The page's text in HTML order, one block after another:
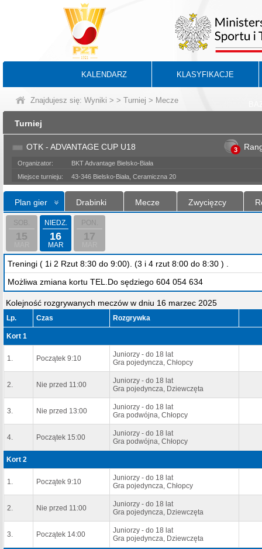
KALENDARZ KLASYFIKACJE
Znajdujesz się: Wyniki > > Turniej > Mecze
Turniej
OTK - ADVANTAGE CUP U18 3
Organizator:
BKT Advantage Bielsko-Biała
Miejsce turnieju:
43-346 Bielsko-Biała, Ceramiczna 20
Plan gier Drabinki Mecze Zwycięzcy
SOB.
15
NIEDZ.
16
MAR
PON.
17
Treningi ( 1i 2 Rzut 8:30 do 9:00). (3 i 4 rzut 8:00 do 8:30 ) .
Możliwa zmiana kortu TEL.Do sędziego 604 054 634
Kolejność rozgrywanych meczów w dniu 16 marzec 2025
Lp. Czas Rozgrywka
Kort 1
1. Początek 9:10
Juniorzy - do 18 lat
Gra pojedyncza, Chłopcy
2. Nie przed 11:00
Juniorzy - do 18 lat
Gra pojedyncza, Dziewczęta
3. Nie przed 13:00
Juniorzy - do 18 lat
Gra podwójna, Chłopcy
4. Początek 15:00
Juniorzy - do 18 lat
Gra podwójna, Chłopcy
Kort 2
1. Początek 9:10
Juniorzy - do 18 lat
Gra pojedyncza, Chłopcy
2. Nie przed 11:00
Juniorzy - do 18 lat
Gra pojedyncza, Dziewczęta
3. Początek 14:00
Juniorzy - do 18 lat
Gra pojedyncza, Dziewczęta